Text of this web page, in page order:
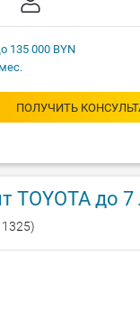
ПОЛУЧИТЬ
135 000 BYN
TOYOTA до 7